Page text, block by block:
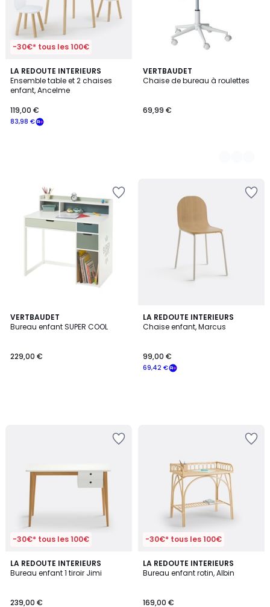
-30€* tous les 100€
LA REDOUTE INTERIEURS
Ensemble table et 2 chaises
enfant, Ancelme
83,98 €
119,00 €
VERTBAUDET
Chaise de bureau à roulettes
69,99 €
4
Couleurs
VERTBAUDET
Bureau enfant SUPER COOL
229,00 €
LA REDOUTE INTERIEURS
Chaise enfant, Marcus
69,42 €
99,00 €
-30€* tous les 100€
LA REDOUTE INTERIEURS
Bureau enfant 1 tiroir Jimi
239,00 €
4,2
/ 5
-30€* tous les 100€
LA REDOUTE INTERIEURS
Bureau enfant rotin, Albin
169,00 €
5
/